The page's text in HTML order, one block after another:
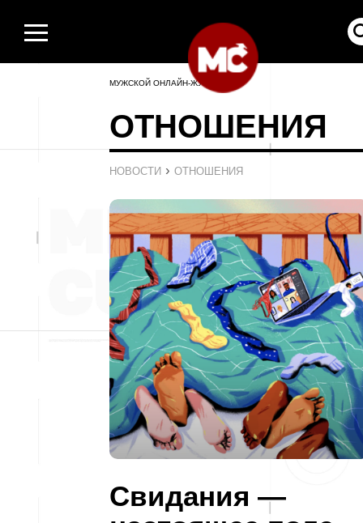
МУЖСКОЙ ОНЛАЙН-ЖУРНАЛ
ОТНОШЕНИЯ
НОВОСТИ › ОТНОШЕНИЯ
Свидания —